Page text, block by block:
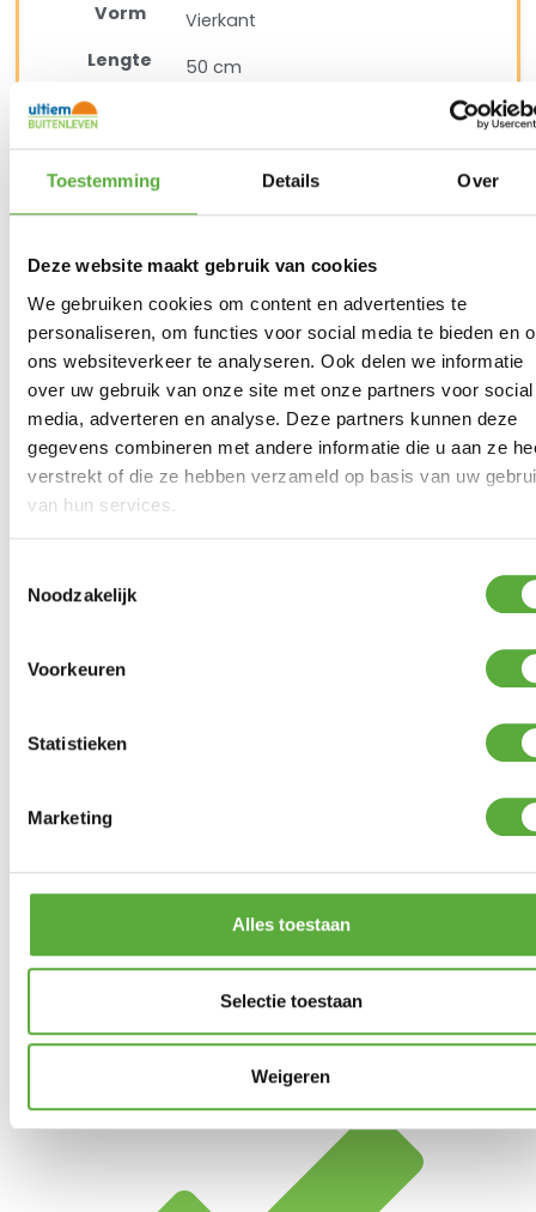
Toestemming Details Over
Deze website maakt gebruik van cookies
We gebruiken cookies om content en advertenties te
personaliseren, om functies voor social media te bieden en
ons websiteverkeer te analyseren. Ook delen we informatie
over uw gebruik van onze site met onze partners voor social
media, adverteren en analyse. Deze partners kunnen deze
gegevens combineren met andere informatie die u aan ze
verstrekt of die ze hebben verzameld op basis van uw
van hun services.
Noodzakelijk
Voorkeuren
Statistieken
Marketing
Alles toestaan
Selectie toestaan
Weigeren
Vorm
Vierkant
Lengte
50 cm
Breedte
Hoogte
8713229287597
Gratis verzending vanaf €250,-*